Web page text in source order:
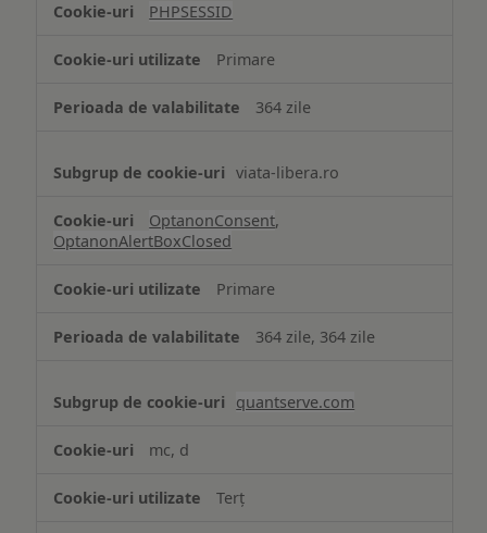
Cookie
necesare
PHPSESSID
Primare
364 zile
viata-libera.ro
OptanonConsent,
OptanonAlertBoxClosed
Primare
364 zile, 364 zile
quantserve.com
mc, d
Terț